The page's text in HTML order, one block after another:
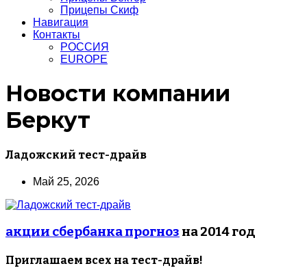
Прицепы Скиф
Навигация
Контакты
РОССИЯ
EUROPE
Новости компании
Беркут
Ладожский тест-драйв
Май 25, 2026
акции сбербанка прогноз на 2014 год
Приглашаем всех на тест-драйв!